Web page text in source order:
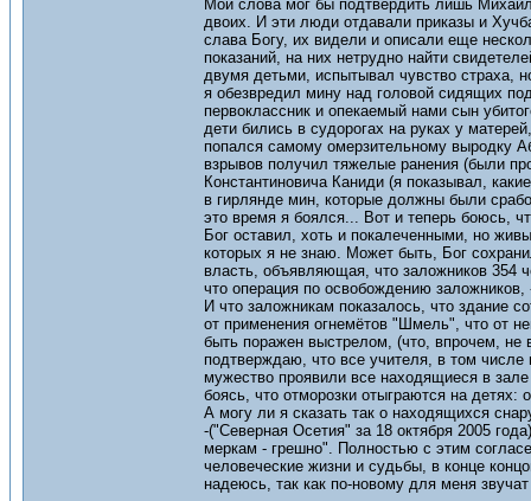
Мои слова мог бы подтвердить лишь
двоих. И эти люди отдавали приказы и
слава Богу, их видели и описали еще
показаний, на них нетрудно найти
двумя детьми, испытывал чувство страха,
я обезвредил мину над головой сидящих
первоклассник и опекаемый нами сын
дети бились в судорогах на руках у
попался самому омерзительному выродку
взрывов получил тяжелые ранения (были
Константиновича Каниди (я показывал,
в гирлянде мин, которые должны были
это время я боялся... Вот и теперь боюсь,
Бог оставил, хоть и покалеченными, но
которых я не знаю. Может быть, Бог
власть, объявляющая, что заложников 354
что операция по освобождению
И что заложникам показалось, что здание
от применения огнемётов "Шмель", что от
быть поражен выстрелом, (что, впрочем,
подтверждаю, что все учителя, в том
мужество проявили все находящиеся в
боясь, что отморозки отыграются на
А могу ли я сказать так о находящихся
-("Северная Осетия" за 18 октября 2005
меркам - грешно". Полностью с этим
человеческие жизни и судьбы, в конце
надеюсь, так как по-новому для меня